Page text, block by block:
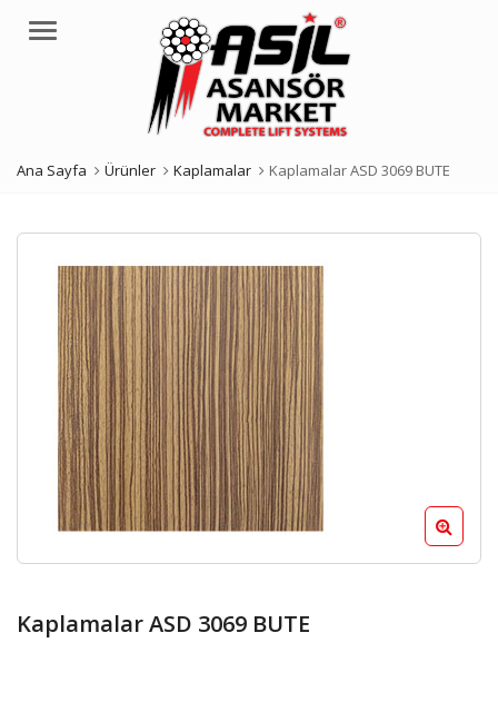
Menü
Ana Sayfa Ürünler Kaplamalar Kaplamalar ASD 3069 BUTE
Kaplamalar ASD 3069 BUTE